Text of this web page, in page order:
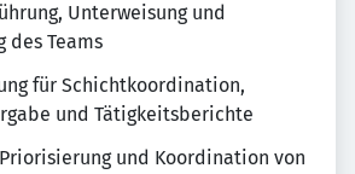
Unterweisung und
des Teams
für Schichtkoordination,
und Tätigkeitsberichte
und Koordination von